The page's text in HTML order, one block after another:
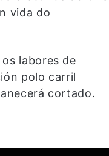
vida do
labores de
polo carril
cortado.